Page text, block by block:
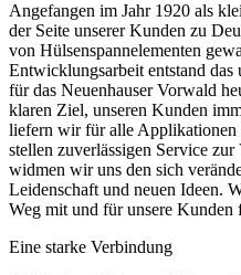
Angefangen im Jahr 1920 als
der Seite unserer Kunden zu
von Hülsenspannelementen
Entwicklungsarbeit entstand
für das Neuenhauser Vorwald
klaren Ziel, unseren Kunden
liefern wir für alle Applikationen
stellen zuverlässigen Service
widmen wir uns den sich
Leidenschaft und neuen Ideen.
Weg mit und für unsere Kunden
Eine starke Verbindung